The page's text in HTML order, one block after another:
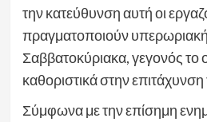
την κατεύθυνση αυτή οι
πραγματοποιούν υπερωριακή
Σαββατοκύριακα, γεγονός το
καθοριστικά στην
Σύμφωνα με την επίσημη